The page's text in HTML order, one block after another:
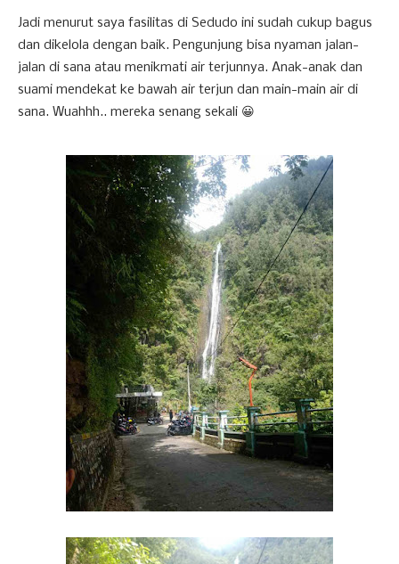
Jadi menurut saya fasilitas di Sedudo ini sudah cukup bagus
dan dikelola dengan baik. Pengunjung bisa nyaman jalan-
jalan di sana atau menikmati air terjunnya. Anak-anak dan
suami mendekat ke bawah air terjun dan main-main air di
sana. Wuahhh.. mereka senang sekali 😀